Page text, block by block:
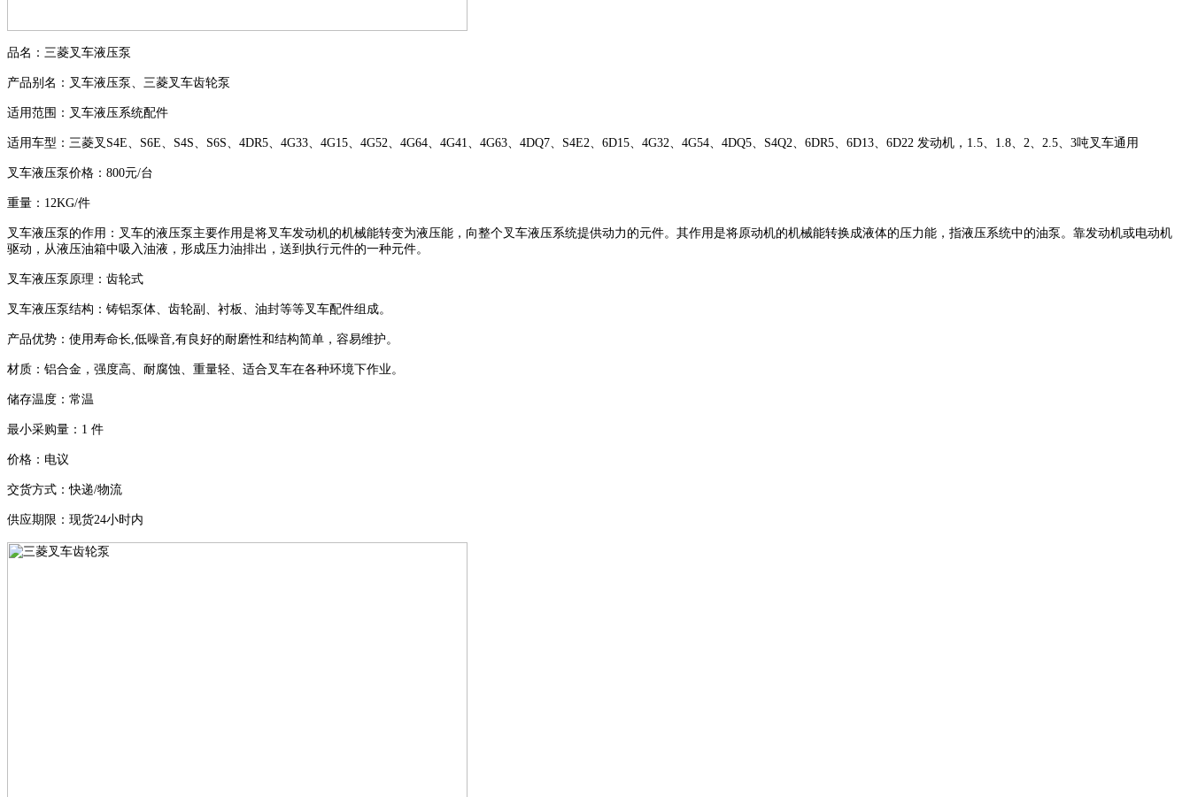
品名：三菱叉车液压泵
产品别名：叉车液压泵、三菱叉车齿轮泵
适用范围：叉车液压系统配件
适用车型：三菱叉 S4E S6E S4S S6S 4DR5 4G33 4G15 4G52 4G64 4G41 4G63 4DQ7 S4E2 6D15 4G32 4G54 4DQ5 S4Q2 6DR5 6D13 6D22 发动机， 1.5 1.8 2 2.5 3吨叉车通用
叉车液压泵价格： 800元/台
重量： 12KG/件
叉车液压泵的作用：叉车的液压泵主要作用是将叉车发动机的机械能转变为液压能，向整个叉车液压系统提供动力的元件。其作用是将原动机的机械能转换成液体的压力能，指液压系统中的油泵。靠发动机或电动机
驱动，从液压油箱中吸入油液，形成压力油排出，送到执行元件的一种元件。
叉车液压泵原理：齿轮式
叉车液压泵结构：铸铝泵体、齿轮副、衬板、油封等等叉车配件组成。
产品优势：使用寿命长 低噪音 有良好的耐磨性和结构简单，容易维护。
材质：铝合金，强度高、耐腐蚀、重量轻、适合叉车在各种环境下作业。
储存温度：常温
最小采购量： 1 件
价格：电议
交货方式：快递/物流
供应期限：现货24小时内